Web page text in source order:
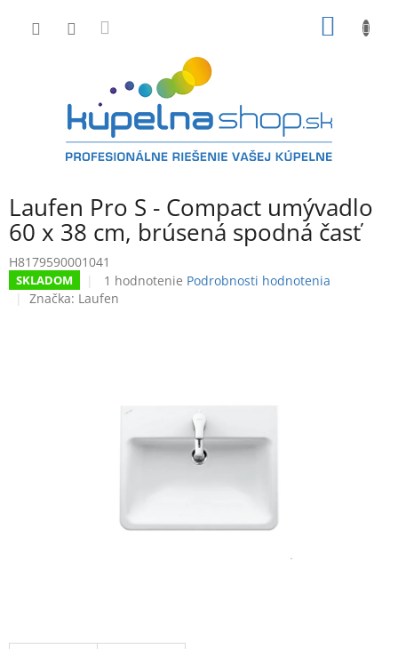
Laufen Pro S - Compact umývadlo
60 x 38 cm, brúsená spodná časť
H8179590001041
SKLADOM
Priemerné
hodnotenie
1 hodnotenie Podrobnosti hodnotenia
Značka: Laufen